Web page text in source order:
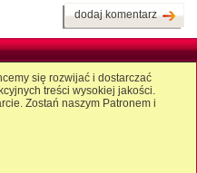
dodaj komentarz
się rozwijać i dostarczać
treści wysokiej jakości.
Zostań naszym Patronem i